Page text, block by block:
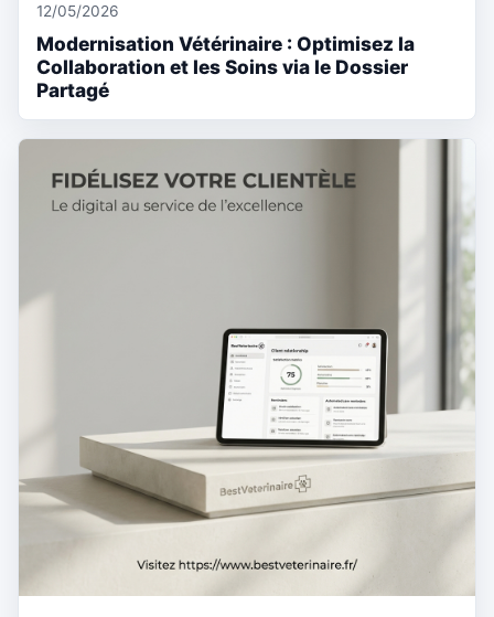
12/05/2026
Modernisation Vétérinaire : Optimisez la
Collaboration et les Soins via le Dossier
Partagé